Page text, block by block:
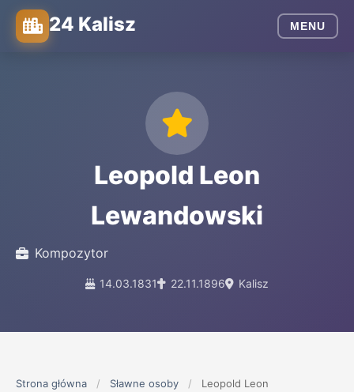
24 Kalisz MENU
Leopold Leon
Lewandowski
Kompozytor
14.03.1831 22.11.1896 Kalisz
Strona główna / Sławne osoby /
Leopold Leon